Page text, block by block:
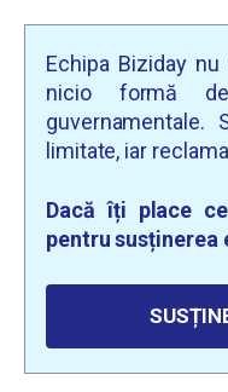
Echipa Biziday
nicio formă
guvernamentale.
limitate, iar
Dacă îți place
pentru susținerea